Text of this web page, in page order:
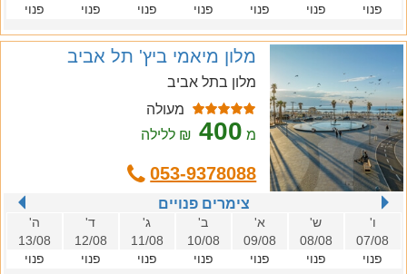
פנוי
פנוי
פנוי
פנוי
פנוי
פנוי
פנוי
מלון מיאמי ביץ' תל אביב
מלון בתל אביב
מעולה
מ 400₪ ללילה
053-9378088
צימרים פנויים
ו'
07/08
פנוי
ש'
08/08
פנוי
א'
09/08
פנוי
ב'
10/08
פנוי
ג'
11/08
פנוי
ד'
12/08
פנוי
ה'
13/08
פנוי